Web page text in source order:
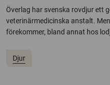
Överlag har svenska rovdjur ett
veterinärmedicinska anstalt.
förekommer, bland annat hos
Djur